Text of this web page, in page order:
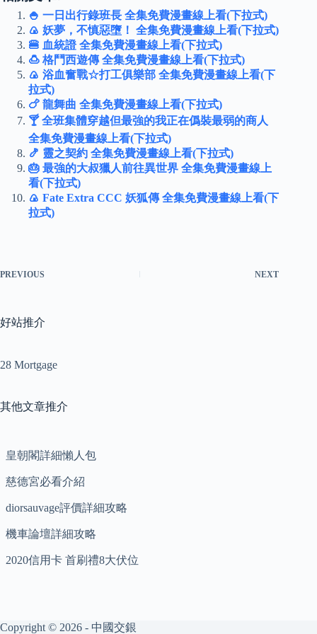
🍚 一日出行錄班長 全集免費漫畫線上看(下拉式)
🍙 妖夢，不慎惡墮！ 全集免費漫畫線上看(下拉式)
🍔 血統證 全集免費漫畫線上看(下拉式)
🍮 格鬥西遊傳 全集免費漫畫線上看(下拉式)
🍙 浴血奮戰☆打工俱樂部 全集免費漫畫線上看(下
拉式)
🍗 龍舞曲 全集免費漫畫線上看(下拉式)
🍸 全班集體穿越但最強的我正在僞裝最弱的商人
全集免費漫畫線上看(下拉式)
🍤 靈之契約 全集免費漫畫線上看(下拉式)
🎂 最強的大叔獵人前往異世界 全集免費漫畫線上
看(下拉式)
🍙 Fate Extra CCC 妖狐傳 全集免費漫畫線上看(下
拉式)
PREVIOUS NEXT
好站推介
28 Mortgage
其他文章推介
皇朝閣詳細懶人包
慈德宮必看介紹
diorsauvage評價詳細攻略
機車論壇詳細攻略
2020信用卡 首刷禮8大伏位
Copyright © 2026 - 中國交銀